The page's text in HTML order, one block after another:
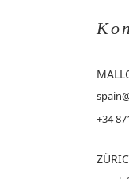
+34